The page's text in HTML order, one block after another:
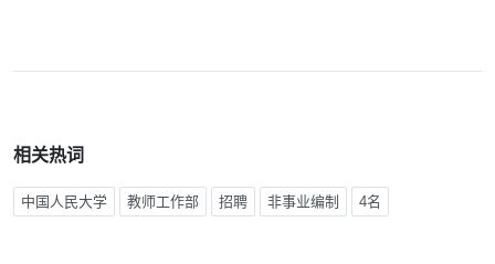
相关热词
中国人民大学 教师工作部 招聘 非事业编制 4名